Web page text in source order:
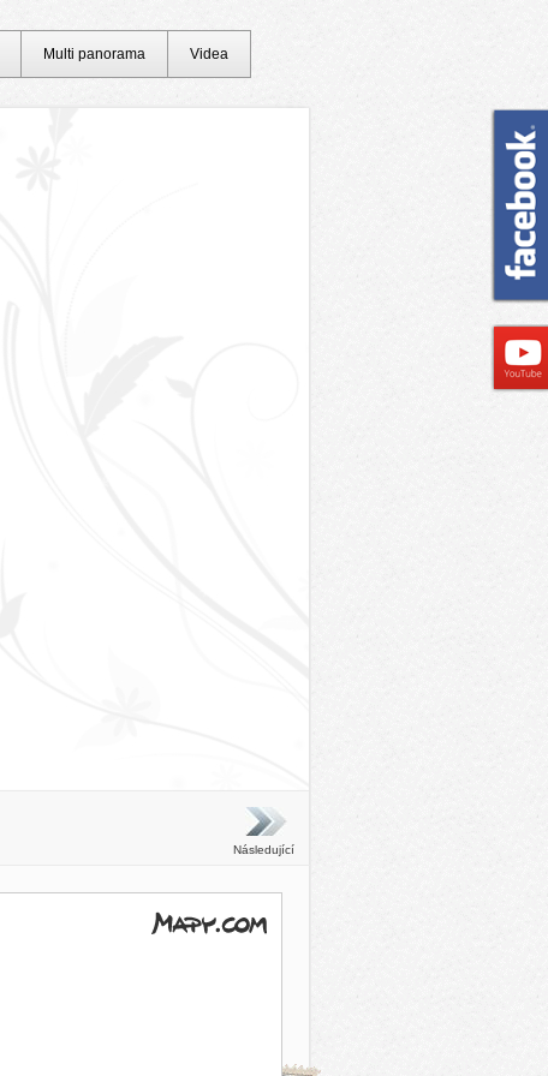
Následující
Multi panorama Videa